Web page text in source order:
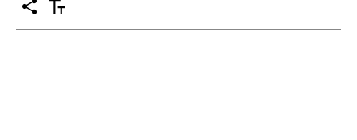
공
유
텍
스